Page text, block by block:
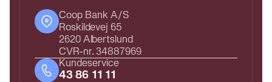
Coop Bank A/S
Roskildevej 65
2620 Albertslund
CVR-nr. 34887969
Kundeservice
43 86 11 11